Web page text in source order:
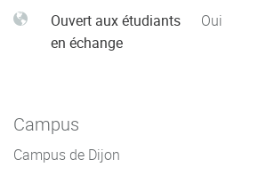
Ouvert aux étudiants
en échange
Oui
Campus
Campus de Dijon